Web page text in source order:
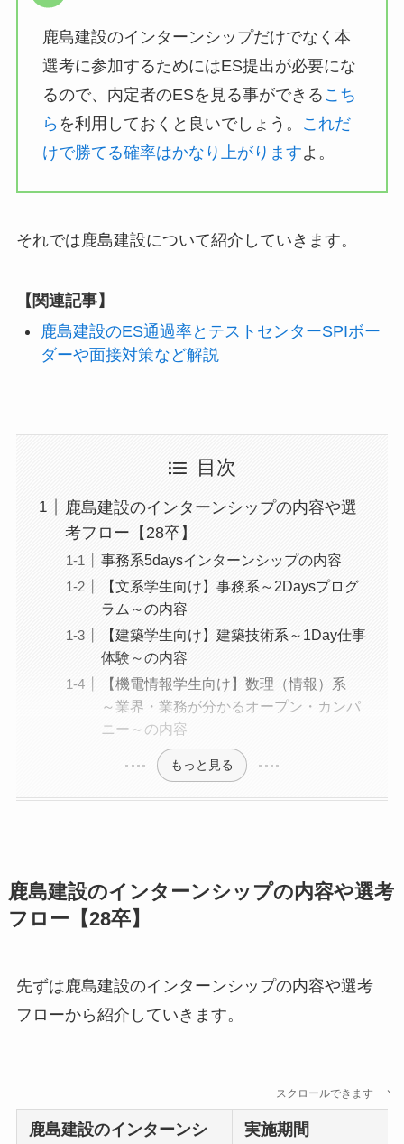
鹿島建設のインターンシップだけでなく本
選考に参加するためにはES提出が必要にな
るので、内定者のESを見る事ができる こち
ら を利用しておくと良いでしょう。
これだ
けで勝てる確率はかなり上がりますよ。
それでは鹿島建設について紹介していきます。
【関連記事】
鹿島建設のES通過率とテストセンターSPIボー
ダーや面接対策など解説
目次
鹿島建設のインターンシップの内容や選
考フロー【28卒】
事務系5daysインターンシップの内容
【文系学生向け】事務系～2Daysプログ
ラム～の内容
【建築学生向け】建築技術系～1Day仕事
体験～の内容
【機電情報学生向け】数理（情報）系
～業界・業務が分かるオープン・カンパ
ニー～の内容
もっと見る
鹿島建設のインターンシップの内容や選考
フロー【28卒】
先ずは鹿島建設のインターンシップの内容や選考
フローから紹介していきます。
スクロールできます
鹿島建設のインターンシ 実施期間